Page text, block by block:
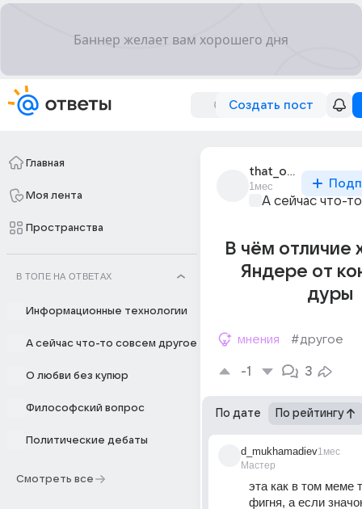
Создать пост
Главная
Моя лента
Пространства
В ТОПЕ НА ОТВЕТАХ
Информационные технологии
А сейчас что-то совсем другое
О любви без купюр
Философский вопрос
Политические дебаты
Смотреть все
that_one_who_hiss
1мес
А сейчас что-
В чём отличие
Яндере от
дуры
мнения #другое
-1 3
По дате По рейтингу
d_mukhamadiev
Мастер
1мес
эта как в том меме
фигня, а если